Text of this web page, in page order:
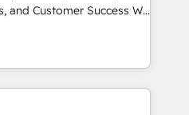
Customer Success We
growth for companies
marketing, sales,
utilizing RevOps
largest HubSpot